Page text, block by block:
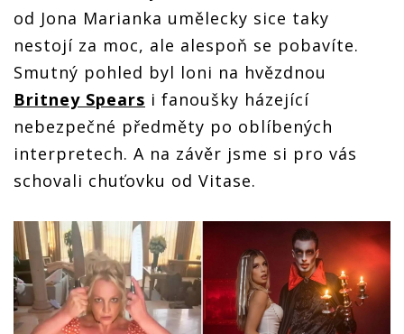
od Jona Marianka umělecky sice taky
nestojí za moc, ale alespoň se pobavíte.
Smutný pohled byl loni na hvězdnou
Britney Spears i fanoušky házející
nebezpečné předměty po oblíbených
interpretech. A na závěr jsme si pro vás
schovali chuťovku od Vitase.